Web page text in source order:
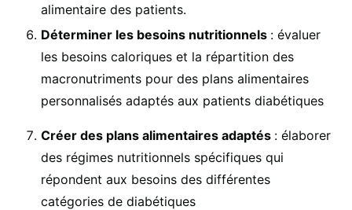
alimentaire des patients.
Déterminer les besoins nutritionnels : évaluer
les besoins caloriques et la répartition des
macronutriments pour des plans alimentaires
personnalisés adaptés aux patients diabétiques
Créer des plans alimentaires adaptés : élaborer
des régimes nutritionnels spécifiques qui
répondent aux besoins des différentes
catégories de diabétiques